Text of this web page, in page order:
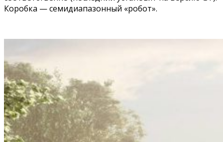
Коробка — семидиапазонный «робот».